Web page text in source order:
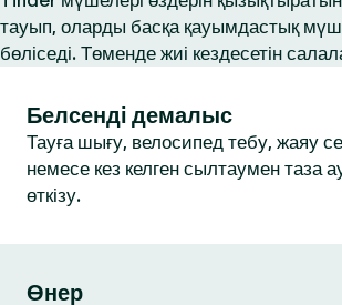
тауып, оларды басқа қауымдастық
бөліседі. Төменде жиі кездесетін
Белсенді демалыс
Тауға шығу, велосипед тебу, жаяу
немесе кез келген сылтаумен таза
өткізу.
Өнер